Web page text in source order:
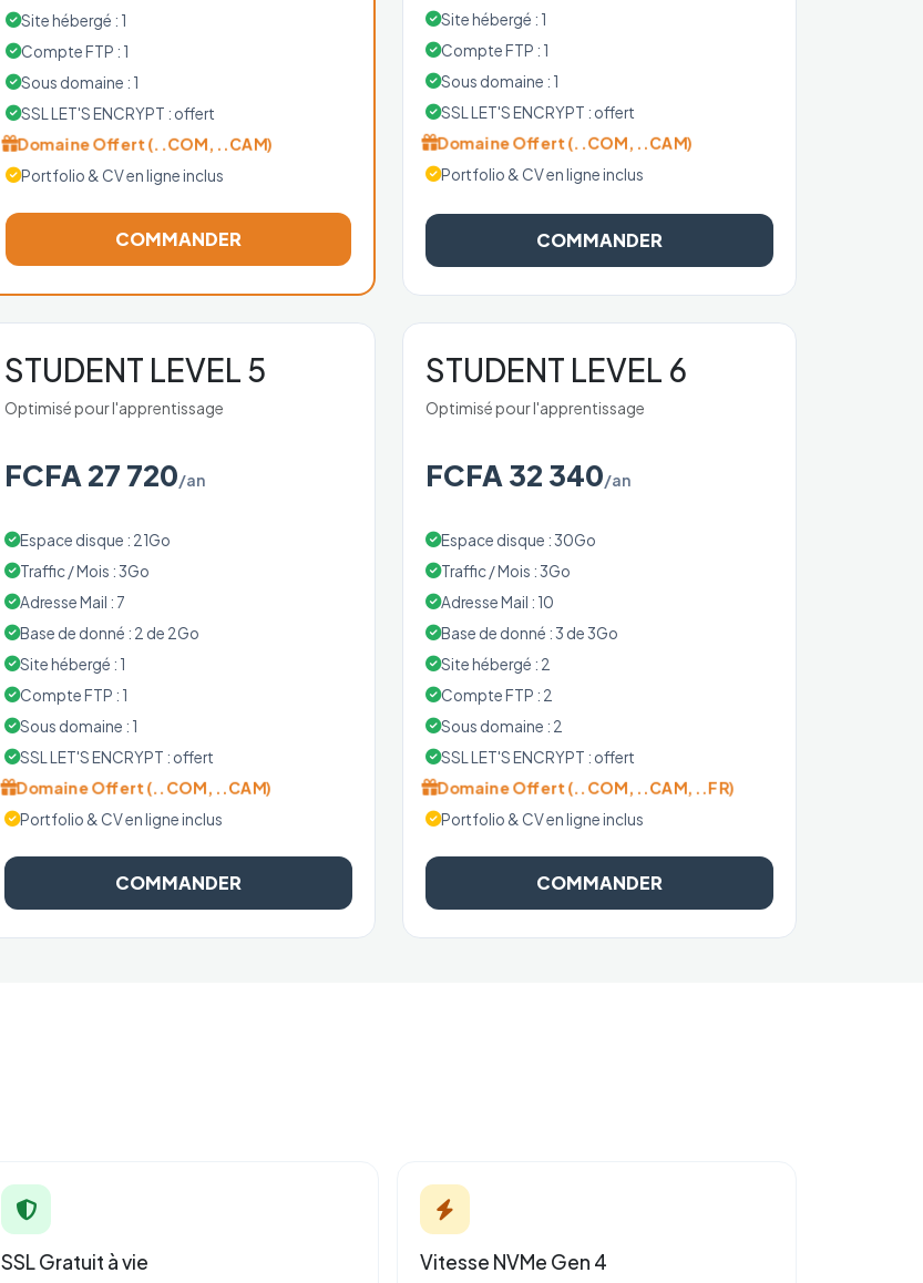
Site hébergé : 1
Compte FTP : 1
Sous domaine : 1
SSL LET'S ENCRYPT : offert
Domaine Offert (..COM, ..CAM)
Portfolio & CV en ligne inclus
COMMANDER
Site hébergé : 1
Compte FTP : 1
Sous domaine : 1
SSL LET'S ENCRYPT : offert
Domaine Offert (..COM, ..CAM)
Portfolio & CV en ligne inclus
COMMANDER
STUDENT LEVEL 5
Optimisé pour l'apprentissage
FCFA 27 720/an
Espace disque : 21Go
Traffic / Mois : 3Go
Adresse Mail : 7
Base de donné : 2 de 2Go
Site hébergé : 1
Compte FTP : 1
Sous domaine : 1
SSL LET'S ENCRYPT : offert
Domaine Offert (..COM, ..CAM)
Portfolio & CV en ligne inclus
COMMANDER
STUDENT LEVEL 6
Optimisé pour l'apprentissage
FCFA 32 340/an
Espace disque : 30Go
Traffic / Mois : 3Go
Adresse Mail : 10
Base de donné : 3 de 3Go
Site hébergé : 2
Compte FTP : 2
Sous domaine : 2
SSL LET'S ENCRYPT : offert
Domaine Offert (..COM, ..CAM, ..FR)
Portfolio & CV en ligne inclus
COMMANDER
SSL Gratuit à vie Vitesse NVMe Gen 4